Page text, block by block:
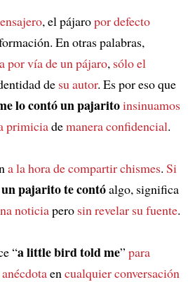
, el pájaropor defecto
En otras palabras,
por vía de un pájaro, sólo el
de su autor. Es por eso que
lo contó un pajaritoinsinuamos
primiciademanera confidencial.
a la hora de compartir chismes. Si
un pajarito te contóalgo, significa
noticiapero sin revelar su fuente.
“a little bird told me” para
en cualquier conversación